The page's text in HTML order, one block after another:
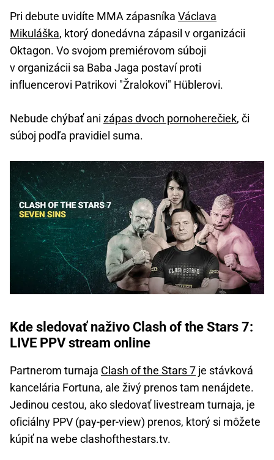
Pri debute uvidíte MMA zápasníka Václava
Mikuláška, ktorý donedávna zápasil v organizácii
Oktagon. Vo svojom premiérovom súboji
v organizácii sa Baba Jaga postaví proti
influencerovi Patrikovi "Žralokovi" Hüblerovi.
Nebude chýbať ani zápas dvoch pornoherečiek, či
súboj podľa pravidiel suma.
Kde sledovať naživo Clash of the Stars 7:
LIVE PPV stream online
Partnerom turnaja Clash of the Stars 7 je stávková
kancelária Fortuna, ale živý prenos tam nenájdete.
Jedinou cestou, ako sledovať livestream turnaja, je
oficiálny PPV (pay-per-view) prenos, ktorý si môžete
kúpiť na webe clashofthestars.tv.